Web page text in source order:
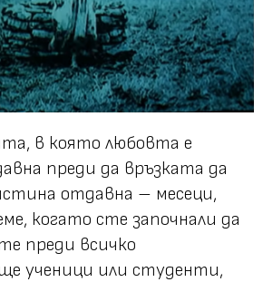
в която любовта е
преди да връзката да
отдавна – месеци,
когато сте започнали да
преди всичко
ученици или студенти,